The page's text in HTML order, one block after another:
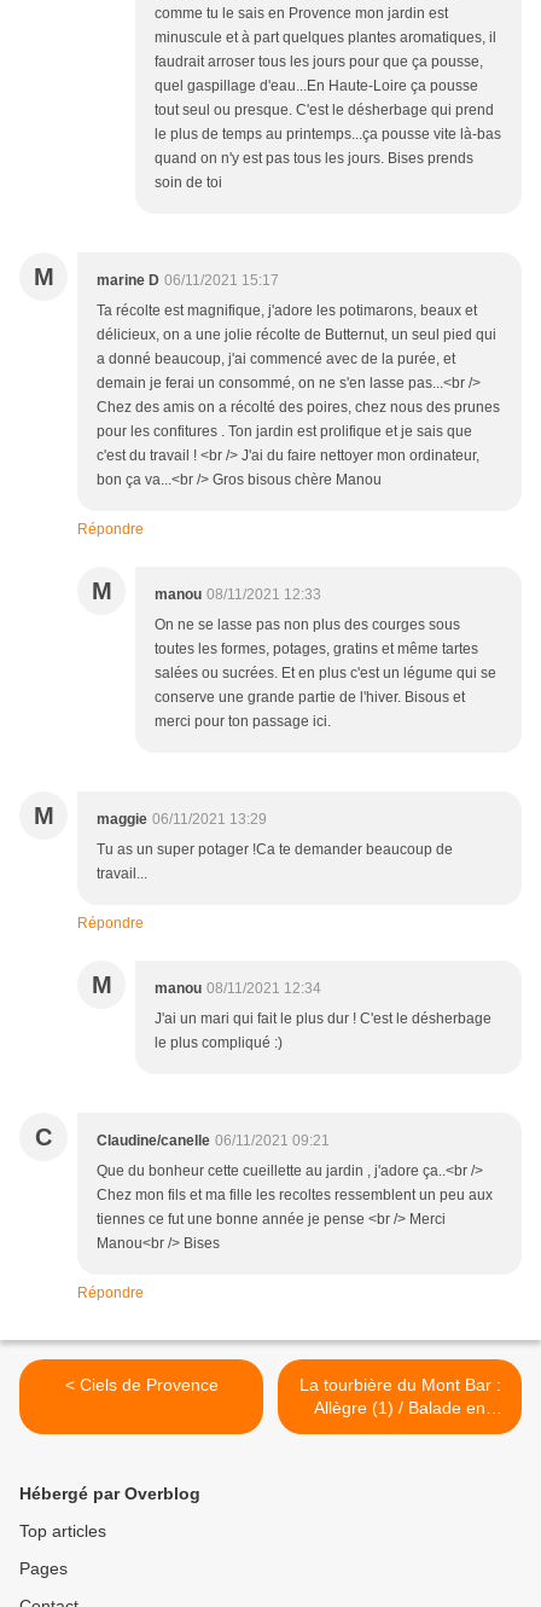
comme tu le sais en Provence mon jardin est
minuscule et à part quelques plantes aromatiques, il
faudrait arroser tous les jours pour que ça pousse,
quel gaspillage d'eau...En Haute-Loire ça pousse
tout seul ou presque. C'est le désherbage qui prend
le plus de temps au printemps...ça pousse vite là-bas
quand on n'y est pas tous les jours. Bises prends
soin de toi
M marine D 06/11/2021 15:17
Ta récolte est magnifique, j'adore les potimarons, beaux et
délicieux, on a une jolie récolte de Butternut, un seul pied qui
a donné beaucoup, j'ai commencé avec de la purée, et
demain je ferai un consommé, on ne s'en lasse pas...<br />
Chez des amis on a récolté des poires, chez nous des prunes
pour les confitures . Ton jardin est prolifique et je sais que
c'est du travail ! <br /> J'ai du faire nettoyer mon ordinateur,
bon ça va...<br /> Gros bisous chère Manou
Répondre
M manou 08/11/2021 12:33
On ne se lasse pas non plus des courges sous
toutes les formes, potages, gratins et même tartes
salées ou sucrées. Et en plus c'est un légume qui se
conserve une grande partie de l'hiver. Bisous et
merci pour ton passage ici.
M maggie 06/11/2021 13:29
Tu as un super potager !Ca te demander beaucoup de
travail...
Répondre
M manou 08/11/2021 12:34
J'ai un mari qui fait le plus dur ! C'est le désherbage
le plus compliqué :)
C Claudine/canelle 06/11/2021 09:21
Que du bonheur cette cueillette au jardin , j'adore ça..<br />
Chez mon fils et ma fille les recoltes ressemblent un peu aux
tiennes ce fut une bonne année je pense <br /> Merci
Manou<br /> Bises
Répondre
< Ciels de Provence
La tourbière du Mont Bar :
Allègre (1) / Balade en
Haute-Loire >
Hébergé par Overblog
Top articles
Pages